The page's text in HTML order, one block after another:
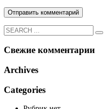
Свежие комментарии
Archives
Categories